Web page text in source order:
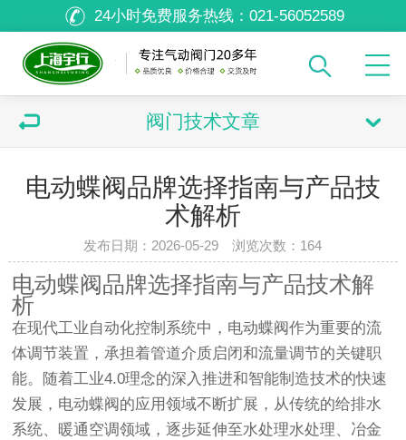
24小时免费服务热线： 021-56052589
阀门技术文章
电动蝶阀品牌选择指南与产品技
术解析
发布日期：2026-05-29 浏览次数： 164
电动蝶阀品牌选择指南与产品技术解
析
在现代工业自动化控制系统中，电动蝶阀作为重要的流
体调节装置，承担着管道介质启闭和流量调节的关键职
能。随着工业4.0理念的深入推进和智能制造技术的快速
发展，电动蝶阀的应用领域不断扩展，从传统的给排水
系统、暖通空调领域，逐步延伸至水处理水处理、冶金